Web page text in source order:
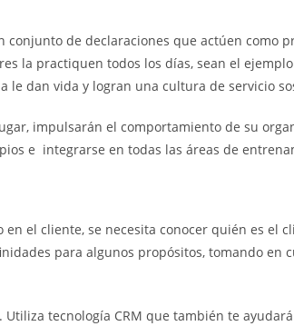
de declaraciones que actúen como
la practiquen todos los días, sean el
le dan vida y logran una cultura de servicio
impulsarán el comportamiento de su
e integrarse en todas las áreas de
el cliente, se necesita conocer quién es el
para algunos propósitos, tomando en
Utiliza tecnología CRM que también te